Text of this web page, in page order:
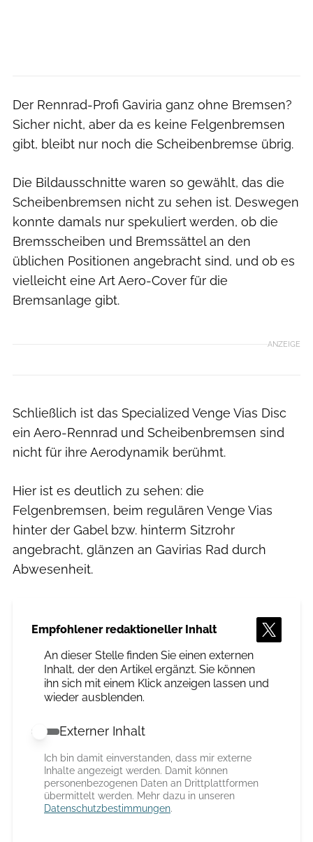
Der Rennrad-Profi Gaviria ganz ohne Bremsen?
Sicher nicht, aber da es keine Felgenbremsen
gibt, bleibt nur noch die Scheibenbremse übrig.
Die Bildausschnitte waren so gewählt, das die
Scheibenbremsen nicht zu sehen ist. Deswegen
konnte damals nur spekuliert werden, ob die
Bremsscheiben und Bremssättel an den
üblichen Positionen angebracht sind, und ob es
vielleicht eine Art Aero-Cover für die
Bremsanlage gibt.
ANZEIGE
Schließlich ist das Specialized Venge Vias Disc
ein Aero-Rennrad und Scheibenbremsen sind
nicht für ihre Aerodynamik berühmt.
Hier ist es deutlich zu sehen: die
Felgenbremsen, beim regulären Venge Vias
hinter der Gabel bzw. hinterm Sitzrohr
angebracht, glänzen an Gavirias Rad durch
Abwesenheit.
Empfohlener redaktioneller Inhalt
An dieser Stelle finden Sie einen externen
Inhalt, der den Artikel ergänzt. Sie können
ihn sich mit einem Klick anzeigen lassen und
wieder ausblenden.
Externer Inhalt erlauben
Externer Inhalt
Ich bin damit einverstanden, dass mir externe
Inhalte angezeigt werden. Damit können
personenbezogenen Daten an Drittplattformen
übermittelt werden. Mehr dazu in unseren
Datenschutzbestimmungen.